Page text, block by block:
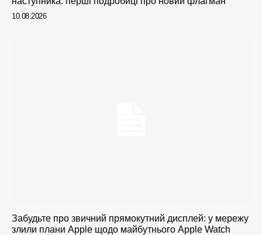
10.08.2026
Забудьте про звичний прямокутний дисплей: у мережу
злили плани Apple щодо майбутнього Apple Watch